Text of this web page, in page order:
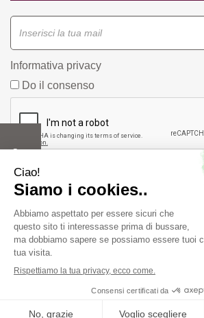
Informativa privacy
Do il consenso
Farmacia Fiorentini snc di Bergonzi
Duca D'Aosta, 1/A 42019
info@farmastore.it- Tel:0522857517
Powered by Prenofa Web